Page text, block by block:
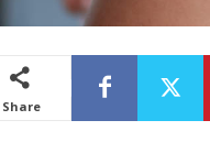
Share